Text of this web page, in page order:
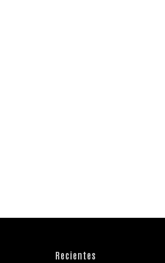
Recientes